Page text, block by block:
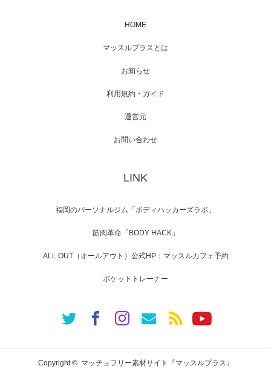
映画「メカバース」舞台挨拶へマッスルプラ
【TV】NHK BS「COOL JAPAN 」にてマッス
「ねとらぼ」さんに…
HOME
マッスルプラスとは
お知らせ
利用規約・ガイド
運営元
お問い合わせ
LINK
福岡のパーソナルジム「ボディハッカーズラボ」
筋肉革命「BODY HACK」
ALL OUT（オールアウト）公式HP：マッスルカフェ予約
ポケットトレーナー
Copyright © マッチョフリー素材サイト『マッスルプラス』